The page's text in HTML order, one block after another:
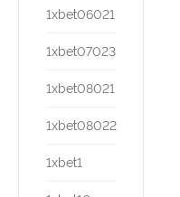
1xbet06021
1xbet07023
1xbet08021
1xbet08022
1xbet1